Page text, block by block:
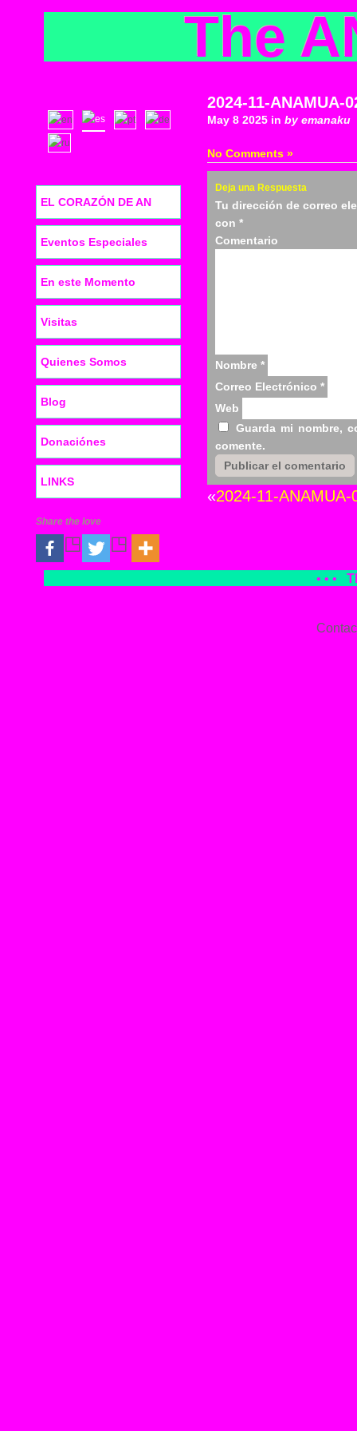
The
2024-11-ANAMUA-
May 8 2025 in by emanaku
No Comments »
Deja una Respuesta
Tu dirección de correo
con *
Nombre *
Correo Electrónico *
Web
Guarda mi nombre,
comente.
«2024-11-ANAMUA-
EL CORAZÓN DE AN
Eventos Especiales
En este Momento
Visitas
Quienes Somos
Blog
Donaciónes
LINKS
Share the love
• • •